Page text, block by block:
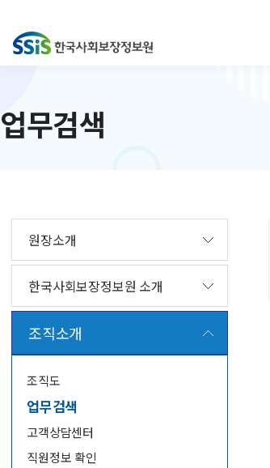
업무검색
원장소개
한국사회보장정보원 소개
조직소개
조직도
업무검색
고객상담센터
직원정보 확인